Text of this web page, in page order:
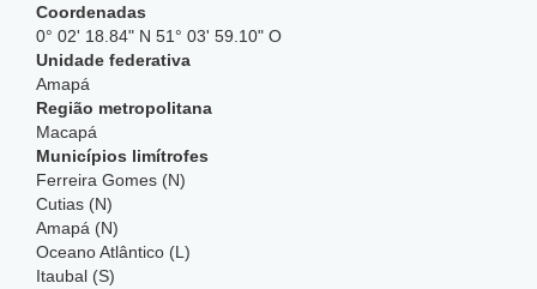
Coordenadas
0° 02' 18.84" N 51° 03' 59.10" O
Unidade federativa
Amapá
Região metropolitana
Macapá
Municípios limítrofes
Ferreira Gomes (N)
Cutias (N)
Amapá (N)
Oceano Atlântico (L)
Itaubal (S)